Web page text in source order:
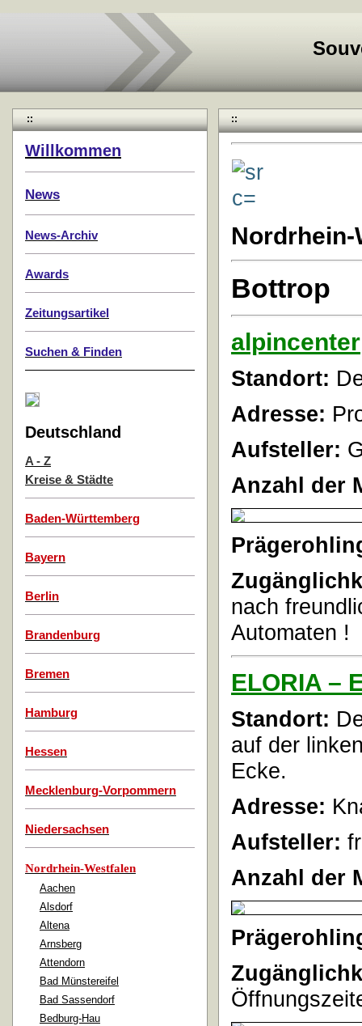
::
Willkommen
News
News-Archiv
Awards
Zeitungsartikel
Suchen & Finden
Deutschland
A - Z
Kreise & Städte
Baden-Württemberg
Bayern
Berlin
Brandenburg
Bremen
Hamburg
Hessen
Mecklenburg-Vorpommern
Niedersachsen
Nordrhein-Westfalen
Aachen
Alsdorf
Altena
Arnsberg
Attendorn
Bad Münstereifel
Bad Sassendorf
Bedburg-Hau
::
Nordrhein-
Bottrop
alpincenter
Standort:
Adresse:
Aufsteller:
Anzahl der
nach
Automaten !
ELORIA –
Standort:
auf der
Ecke.
Adresse:
Aufsteller:
Anzahl der